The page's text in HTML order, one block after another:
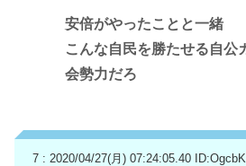
安倍がやったことと一緒
こんな自民を勝たせる自公
会勢力だろ
7 : 2020/04/27(月) 07:24:05.40